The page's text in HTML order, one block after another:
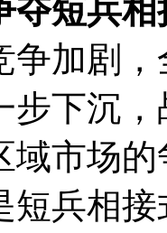
短兵相
加剧，
步下沉
域市场
短兵相